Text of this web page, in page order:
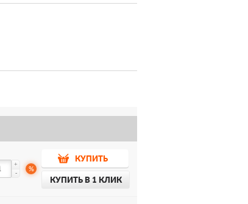
-
+
%
КУПИТЬ
КУПИТЬ В 1 КЛИК